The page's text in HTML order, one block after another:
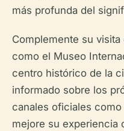
más profunda del
Complemente su
como el Museo
centro histórico de la
informado sobre los
canales oficiales como
mejore su experiencia